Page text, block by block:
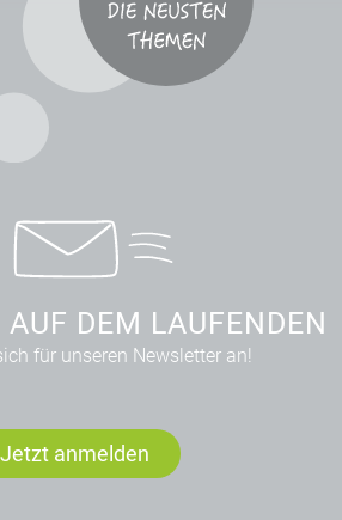
DEM LAUFENDEN
für unseren Newsletter an!
Jetzt anmelden